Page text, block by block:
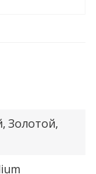
Золотой,